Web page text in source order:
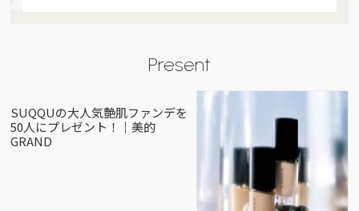
Present
SUQQUの大人気艶肌ファンデを
50人にプレゼント！｜美的
GRAND